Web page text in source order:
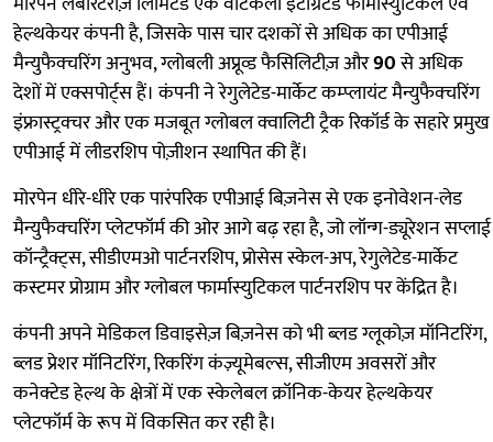
हेल्थकेयर कंपनी है, जिसके पास चार दशकों से अधिक का एपीआई
मैन्युफैक्चरिंग अनुभव, ग्लोबली अप्रूव्ड फैसिलिटीज़ और90से अधिक
देशों में एक्सपोर्ट्स हैं। कंपनी ने रेगुलेटेड-मार्केट कम्प्लायंट मैन्युफैक्चरिंग
इंफ्रास्ट्रक्चर और एक मजबूत ग्लोबल क्वालिटी ट्रैक रिकॉर्ड के सहारे प्रमुख
एपीआई में लीडरशिप पोज़ीशन स्थापित की हैं।
मोरपेन धीरे-धीरे एक पारंपरिक एपीआई बिज़नेस से एक इनोवेशन-लेड
मैन्युफैक्चरिंग प्लेटफॉर्म की ओर आगे बढ़ रहा है, जो लॉन्ग-ड्यूरेशन सप्लाई
कॉन्ट्रैक्ट्स, सीडीएमओ पार्टनरशिप, प्रोसेस स्केल-अप, रेगुलेटेड-मार्केट
कस्टमर प्रोग्राम और ग्लोबल फार्मास्युटिकल पार्टनरशिप पर केंद्रित है।
कंपनी अपने मेडिकल डिवाइसेज़ बिज़नेस को भी ब्लड ग्लूकोज़ मॉनिटरिंग,
ब्लड प्रेशर मॉनिटरिंग, रिकरिंग कंज़्यूमेबल्स, सीजीएम अवसरों और
कनेक्टेड हेल्थ के क्षेत्रों में एक स्केलेबल क्रॉनिक-केयर हेल्थकेयर
प्लेटफॉर्म के रूप में विकसित कर रही है।